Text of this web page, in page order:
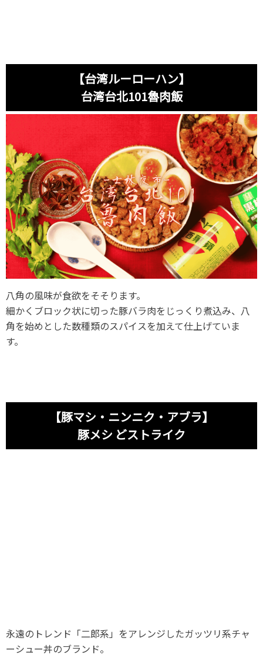
【台湾ルーローハン】
台湾台北101魯肉飯
八角の風味が食欲をそそります。
細かくブロック状に切った豚バラ肉をじっくり煮込み、八
角を始めとした数種類のスパイスを加えて仕上げていま
す。
【豚マシ・ニンニク・アブラ】
豚メシ どストライク
永遠のトレンド「二郎系」をアレンジしたガッツリ系チャ
ーシュー丼のブランド。